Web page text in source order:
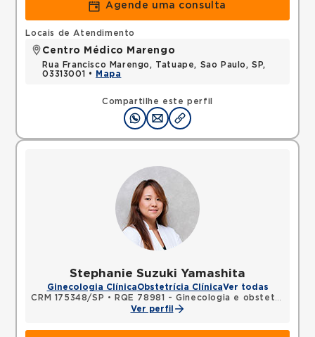
Agende uma consulta
Compartilhe este perfil
Locais de Atendimento
Centro Médico Marengo
Rua Francisco Marengo, Tatuape, Sao Paulo, SP,
03313001 •
Mapa
Stephanie Suzuki Yamashita
Ginecologia ClínicaObstetrícia ClínicaVer todas
CRM 175348/SP •
RQE 78981 - Ginecologia e obstetrícia
Ver perfil